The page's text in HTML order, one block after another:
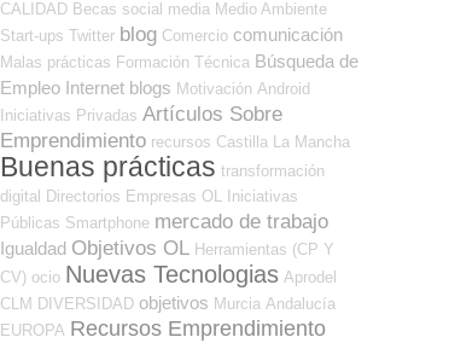
CALIDAD Becas social media Medio Ambiente
Start-ups Twitter blog Comercio comunicación
Malas prácticas Formación Técnica Búsqueda de
Empleo Internet blogs Motivación Android
Iniciativas Privadas Artículos Sobre
Emprendimiento recursos Castilla La Mancha
Buenas prácticas transformación
digital
Directorios Empresas OL
Iniciativas
Públicas Smartphone mercado de trabajo
Igualdad Objetivos OL Herramientas (CP Y
CV) ocio Nuevas Tecnologias Aprodel
CLM DIVERSIDAD objetivos Murcia Andalucía
EUROPA Recursos Emprendimiento